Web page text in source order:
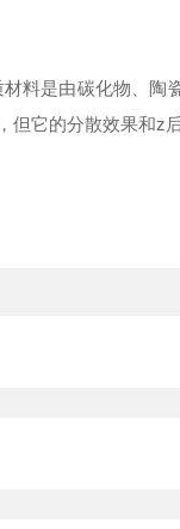
料是由碳化物、陶
但它的分散效果和z